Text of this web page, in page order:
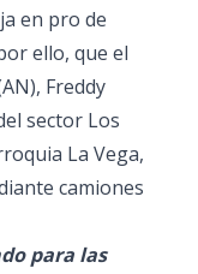
en pro de
ello, que el
Freddy
sector Los
La Vega,
camiones
para las